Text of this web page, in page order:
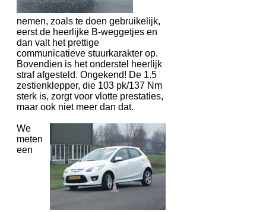
nemen, zoals te doen gebruikelijk,
eerst de heerlijke B-weggetjes en
dan valt het prettige
communicatieve stuurkarakter op.
Bovendien is het onderstel heerlijk
straf afgesteld. Ongekend! De 1.5
zestienklepper, die 103 pk/137 Nm
sterk is, zorgt voor vlotte prestaties,
maar ook niet meer dan dat.
We
meten
een